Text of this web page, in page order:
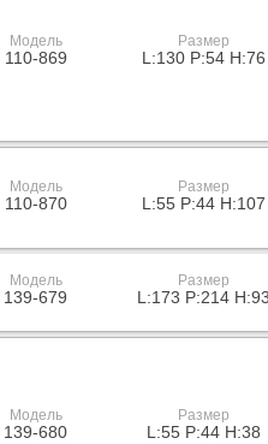
Модель
110-869
Размер
L:130 P:54 H:76
Модель
110-870
Размер
L:55 P:44 H:107
Модель
139-679
Размер
L:173 P:214 H:93
Модель
139-680
Размер
L:55 P:44 H:38